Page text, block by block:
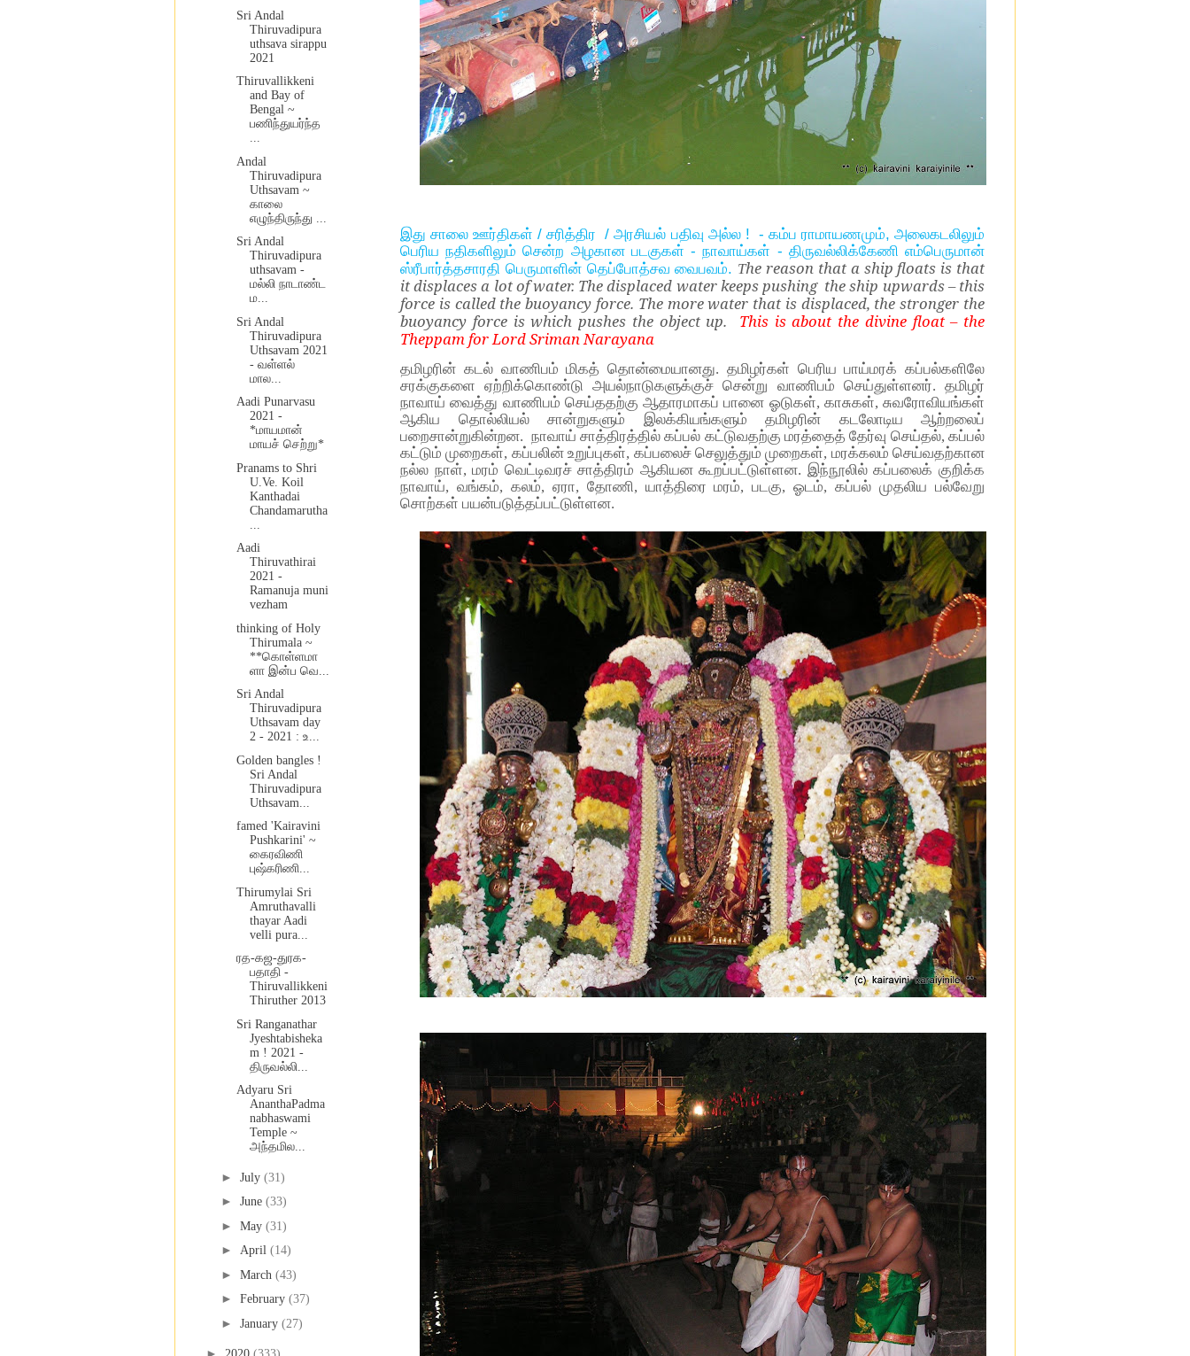
இது சாலை ஊர்திகள் / சரித்திர / அரசியல் பதிவு அல்ல ! - கம்ப ராமாயணமும், அலைகடலிலும்
பெரிய நதிகளிலும் சென்ற அழகான படகுகள் - நாவாய்கள் - திருவல்லிக்கேணி எம்பெருமான்
ஸ்ரீபார்த்தசாரதி பெருமாளின் தெப்போத்சவ வைபவம். The reason that a ship floats is that
it displaces a lot of water. The displaced water keeps pushing the ship upwards – this
force is called the buoyancy force. The more water that is displaced, the stronger the
buoyancy force is which pushes the object up. This is about the divine float – the
Theppam for Lord Sriman Narayana
தமிழரின் கடல் வாணிபம் மிகத் தொன்மையானது. தமிழர்கள் பெரிய பாய்மரக் கப்பல்களிலே
சரக்குகளை ஏற்றிக்கொண்டு அயல்நாடுகளுக்குச் சென்று வாணிபம் செய்துள்ளனர். தமிழர்
நாவாய் வைத்து வாணிபம் செய்ததற்கு ஆதாரமாகப் பானை ஓடுகள், காசுகள், சுவரோவியங்கள்
ஆகிய தொல்லியல் சான்றுகளும் இலக்கியங்களும் தமிழரின் கடலோடிய ஆற்றலைப்
பறைசான்றுகின்றன. நாவாய் சாத்திரத்தில் கப்பல் கட்டுவதற்கு மரத்தைத் தேர்வு செய்தல், கப்பல்
கட்டும் முறைகள், கப்பலின் உறுப்புகள், கப்பலைச் செலுத்தும் முறைகள், மரக்கலம் செய்வதற்கான
நல்ல நாள், மரம் வெட்டிவரச் சாத்திரம் ஆகியன கூறப்பட்டுள்ளன. இந்நூலில் கப்பலைக் குறிக்க
நாவாய், வங்கம், கலம், ஏரா, தோணி, யாத்திரை மரம், படகு, ஓடம், கப்பல் முதலிய பல்வேறு
சொற்கள் பயன்படுத்தப்பட்டுள்ளன.
Sri Andal
Thiruvadipura
uthsava sirappu
2021
Thiruvallikkeni
and Bay of
Bengal ~
பணிந்துயர்ந்த
...
Andal
Thiruvadipura
Uthsavam ~
காலை
எழுந்திருந்து ...
Sri Andal
Thiruvadipura
uthsavam -
மல்லி நாடாண்ட
ம...
Sri Andal
Thiruvadipura
Uthsavam 2021
- வள்ளல்
மால...
Aadi Punarvasu
2021 -
*மாயமான்
மாயச் செற்று*
Pranams to Shri
U.Ve. Koil
Kanthadai
Chandamarutha
Aadi
Thiruvathirai
2021 -
Ramanuja muni
vezham
thinking of Holy
Thirumala ~
**கொள்ளமா
ளா இன்ப வெ...
Sri Andal
Thiruvadipura
Uthsavam day
2 - 2021 : உ...
Golden bangles !
Sri Andal
Thiruvadipura
Uthsavam...
famed 'Kairavini
Pushkarini' ~
கைரவிணி
புஷ்கரிணி...
Thirumylai Sri
Amruthavalli
thayar Aadi
velli pura...
ரத-கஜ-துரக-
பதாதி -
Thiruvallikkeni
Thiruther 2013
Sri Ranganathar
Jyeshtabisheka
m ! 2021 -
திருவல்லி...
Adyaru Sri
AnanthaPadma
nabhaswami
Temple ~
அந்தமில...
► July (31)
► June (33)
► May (31)
► April (14)
► March (43)
► February (37)
► January (27)